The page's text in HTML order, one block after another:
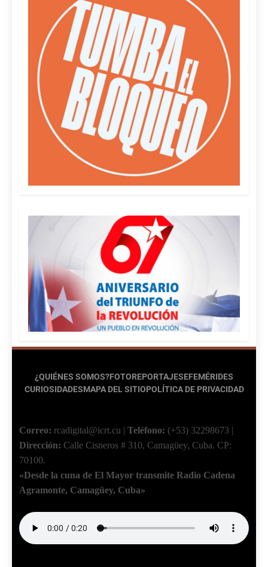
¿QUIÉNES SOMOS?FOTOREPORTAJESEFEMÉRIDES
CURIOSIDADESMAPA DEL SITIOPOLÍTICA DE PRIVACIDAD
Correo: rcadigital@icrt.cu | Teléfono: (+53) 32298673 |
Dirección: Calle Cisneros # 310, Camagüey, Cuba. CP:
70100.
«Desde la cuna de El Mayor transmite Radio Cadena
Agramonte, Camagüey, Cuba»